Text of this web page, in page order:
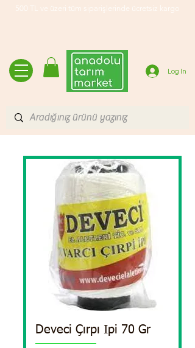
500 TL ve üzeri tüm siparişlerinde ücretsiz kargo
Log In
Deveci Çırpı Ipi 70 Gr